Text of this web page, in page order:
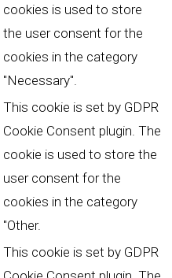
cookies is used to store
the user consent for the
cookies in the category
"Necessary".
This cookie is set by GDPR
Cookie Consent plugin. The
cookie is used to store the
user consent for the
cookies in the category
"Other.
This cookie is set by GDPR